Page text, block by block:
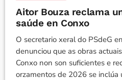
Aitor Bouza reclama
saúde en Conxo
O secretario xeral do PSdeG
denunciou que as obras
Conxo non son suficientes e
orzamentos de 2026 se